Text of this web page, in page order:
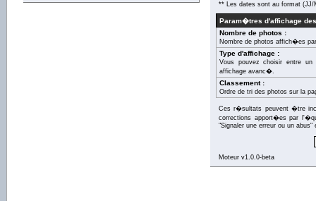
** Les dates sont au format (JJ/
Param�tres d'affichage
Nombre de photos :
Nombre de photos affich�es
Type d'affichage :
Vous pouvez choisir entre
affichage avanc�.
Classement :
Ordre de tri des photos sur la
Ces r�sultats peuvent �tre
corrections apport�es par
"Signaler une erreur ou un
Moteur v1.0.0-beta